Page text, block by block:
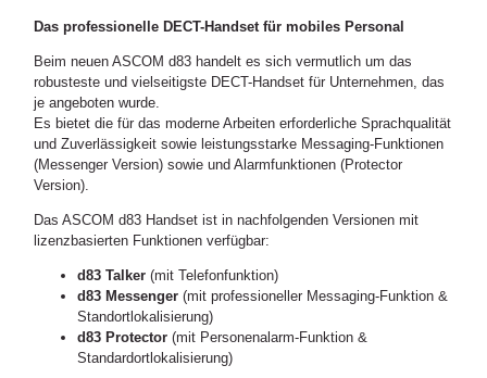
Das professionelle DECT-Handset für mobiles Personal
Beim neuen ASCOM d83 handelt es sich vermutlich um das
robusteste und vielseitigste DECT-Handset für Unternehmen, das
je angeboten wurde.
Es bietet die für das moderne Arbeiten erforderliche Sprachqualität
und Zuverlässigkeit sowie leistungsstarke Messaging-Funktionen
(Messenger Version) sowie und Alarmfunktionen (Protector
Version).
Das ASCOM d83 Handset ist in nachfolgenden Versionen mit
lizenzbasierten Funktionen verfügbar:
d83 Talker (mit Telefonfunktion)
d83 Messenger (mit professioneller Messaging-Funktion &
Standortlokalisierung)
d83 Protector (mit Personenalarm-Funktion &
Standardortlokalisierung)